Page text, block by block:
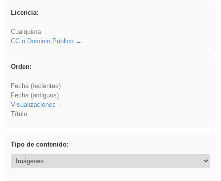
Licencia:
Cualquiera
CCo Dominio Público
Orden:
Fecha (recientes)
Fecha (antiguos)
Visualizaciones
Título
Tipo de contenido: